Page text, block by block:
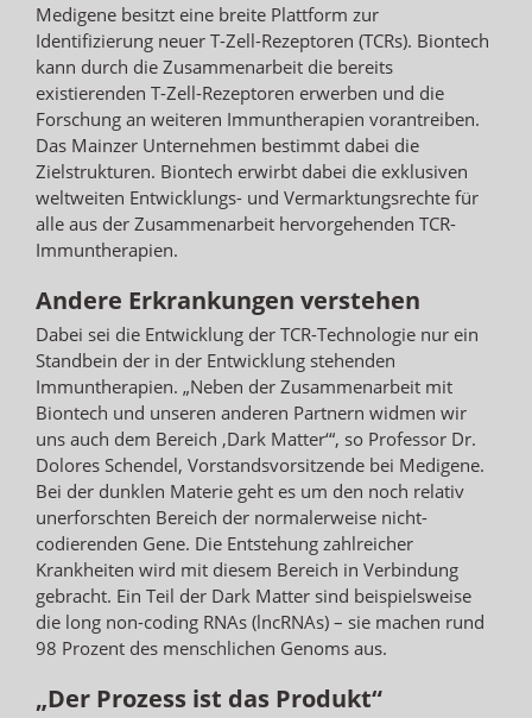
Medigene besitzt eine breite Plattform zur
Identifizierung neuer T-Zell-Rezeptoren (TCRs). Biontech
kann durch die Zusammenarbeit die bereits
existierenden T-Zell-Rezeptoren erwerben und die
Forschung an weiteren Immuntherapien vorantreiben.
Das Mainzer Unternehmen bestimmt dabei die
Zielstrukturen. Biontech erwirbt dabei die exklusiven
weltweiten Entwicklungs- und Vermarktungsrechte für
alle aus der Zusammenarbeit hervorgehenden TCR-
Immuntherapien.
Andere Erkrankungen verstehen
Dabei sei die Entwicklung der TCR-Technologie nur ein
Standbein der in der Entwicklung stehenden
Immuntherapien. „Neben der Zusammenarbeit mit
Biontech und unseren anderen Partnern widmen wir
uns auch dem Bereich ‚Dark Matter‘“, so Professor Dr.
Dolores Schendel, Vorstandsvorsitzende bei Medigene.
Bei der dunklen Materie geht es um den noch relativ
unerforschten Bereich der normalerweise nicht-
codierenden Gene. Die Entstehung zahlreicher
Krankheiten wird mit diesem Bereich in Verbindung
gebracht. Ein Teil der Dark Matter sind beispielsweise
die long non-coding RNAs (lncRNAs) – sie machen rund
98 Prozent des menschlichen Genoms aus.
„Der Prozess ist das Produkt“